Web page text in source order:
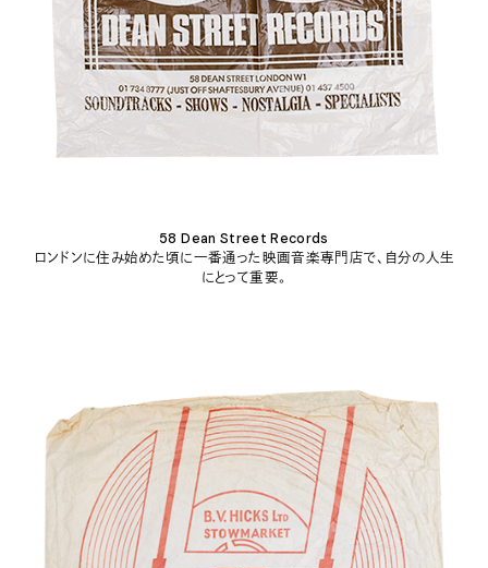
58 Dean Street Records
ロンドンに住み始めた頃に一番通った映画音楽専門店で、自分の人生
にとって重要。